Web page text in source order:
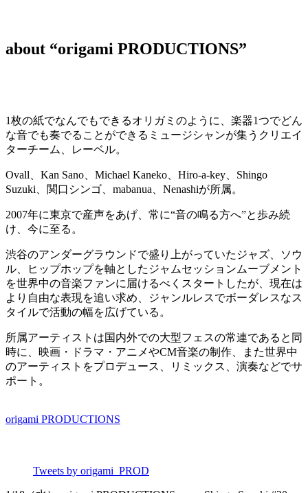
about “origami PRODUCTIONS”
1枚の紙でなんでもできるオリガミのように、楽器1つでどん
な音でも奏でることができるミュージシャンが集うクリエイ
ターチーム、レーベル。
Ovall、Kan Sano、Michael Kaneko、Hiro-a-key、Shingo
Suzuki、関口シンゴ、mabanua、Nenashiが所属。
2007年に東京で産声をあげ、常に“音の鳴る方へ”と歩み続
け、今に至る。
渋谷のアンダーグラウンドで盛り上がっていたジャズ、ソウ
ル、ヒップホップを軸としたジャムセッションムーブメント
を世界中の音楽ファンに届けるべくスタートしたが、現在は
より自由な表現を追い求め、ジャンルレスでボーダレスなス
タイルで活動の幅を広げている。
所属アーティストは国内外での大型フェスの常連であると同
時に、映画・ドラマ・アニメやCM音楽の制作、また世界中
のアーティストをプロデュース、リミックス、演奏などでサ
ポート。
origami PRODUCTIONS
Tweets by origami_PROD